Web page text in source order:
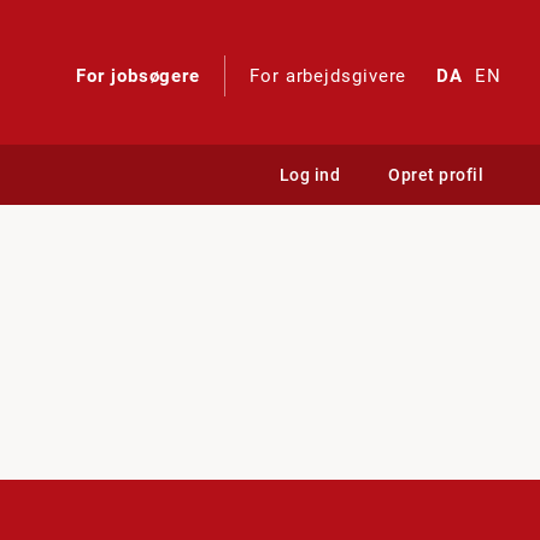
For jobsøgere For arbejdsgivere DA EN
Log ind Opret profil